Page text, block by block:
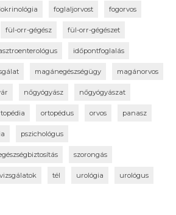
foglaljorvost fogorvos
fül-orr-gégész fül-orr-gégészet
időpontfoglalás
magánegészségügy magánorvos
nőgyógyász nőgyógyászat
ortopédus orvos panasz
pszichológus
szorongás
tél urológia urológus